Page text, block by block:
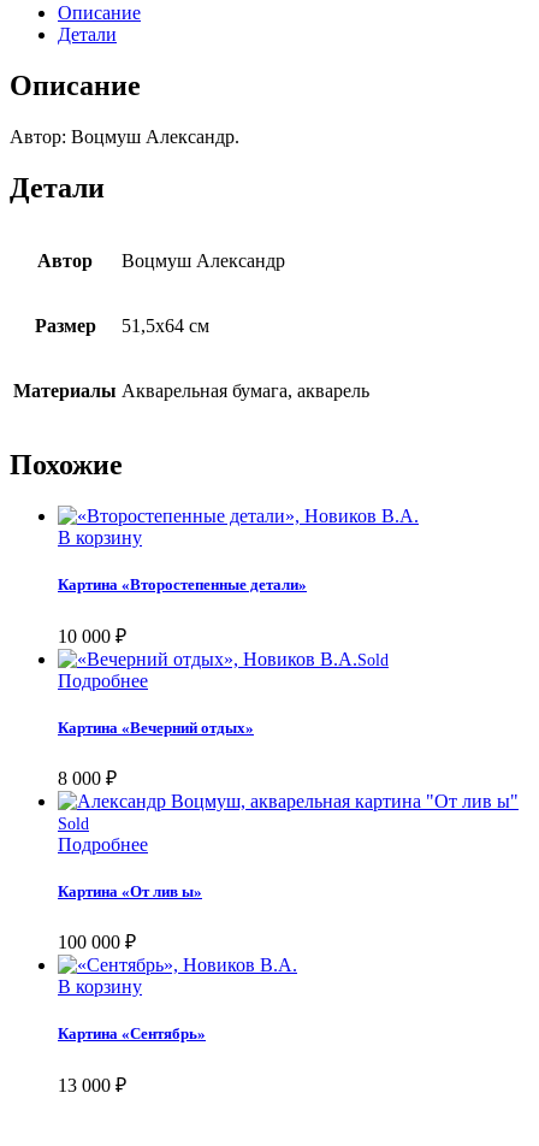
Описание
Детали
Описание
Автор: Воцмуш Александр.
Детали
Автор Воцмуш Александр
Размер 51,5х64 см
Материалы Акварельная бумага, акварель
Похожие
В корзину
Картина «Второстепенные детали»
10 000 ₽
Sold
Подробнее
Картина «Вечерний отдых»
8 000 ₽
Sold
Подробнее
Картина «От лив ы»
100 000 ₽
В корзину
Картина «Сентябрь»
13 000 ₽